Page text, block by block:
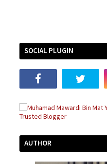
SOCIAL PLUGIN
AUTHOR